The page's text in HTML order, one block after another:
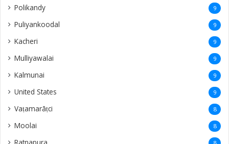
Polikandy 9
Puliyankoodal 9
Kacheri 9
Mulliyawalai 9
Kalmunai 9
United States 9
Vaṭamarāṭci 8
Moolai 8